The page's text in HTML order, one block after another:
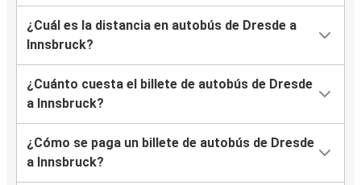
¿Cuál es la distancia en autobús de Dresde a
Innsbruck?
¿Cuánto cuesta el billete de autobús de Dresde
a Innsbruck?
¿Cómo se paga un billete de autobús de Dresde
a Innsbruck?